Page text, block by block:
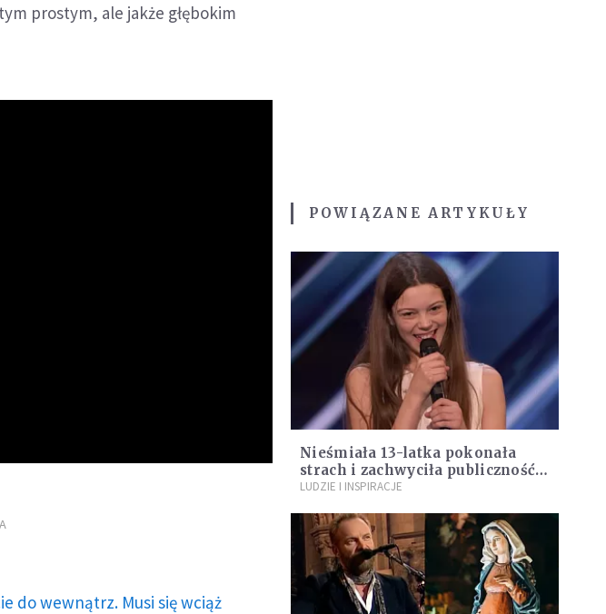
prostym, ale jakże głębokim
do wewnątrz. Musi się wciąż
POWIĄZANE ARTYKUŁY
Nieśmiała 13-latka pokonała
strach i zachwyciła publiczność
Mam Talent! [WIDEO]
LUDZIE I INSPIRACJE